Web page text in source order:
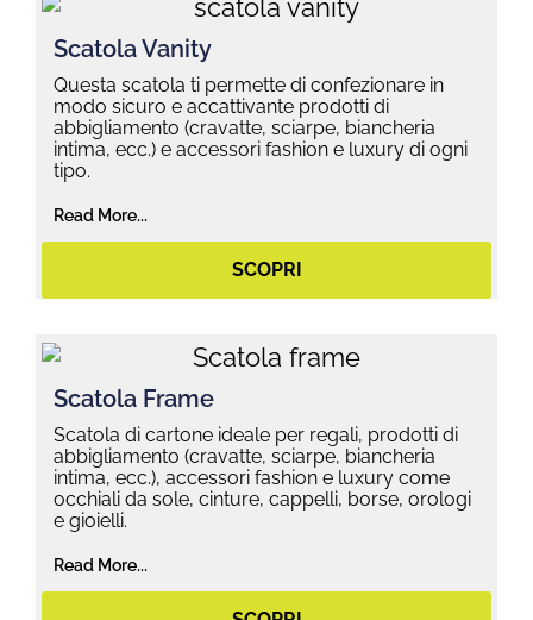
Scatola Vanity
Questa scatola ti permette di confezionare in
modo sicuro e accattivante prodotti di
abbigliamento (cravatte, sciarpe, biancheria
intima, ecc.) e accessori fashion e luxury di ogni
tipo.
Read More...
SCOPRI
Scatola Frame
Scatola di cartone ideale per regali, prodotti di
abbigliamento (cravatte, sciarpe, biancheria
intima, ecc.), accessori fashion e luxury come
occhiali da sole, cinture, cappelli, borse, orologi
e gioielli.
Read More...